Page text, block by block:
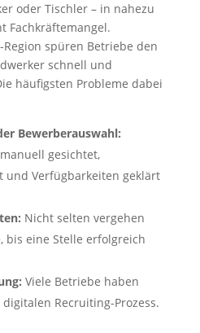
oder Tischler – in nahezu
Fachkräftemangel.
Region spüren Betriebe den
schnell und
häufigsten Probleme dabei
Bewerberauswahl:
gesichtet,
und Verfügbarkeiten geklärt
Nicht selten vergehen
bis eine Stelle erfolgreich
Viele Betriebe haben
Recruiting-Prozess.